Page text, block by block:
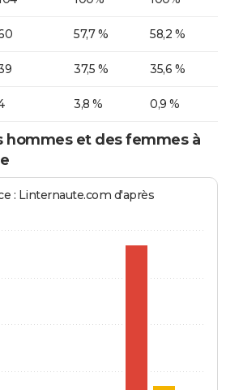
57,7 % 58,2 %
37,5 % 35,6 %
3,8 % 0,9 %
hommes et des femmes à
: Linternaute.com d'après